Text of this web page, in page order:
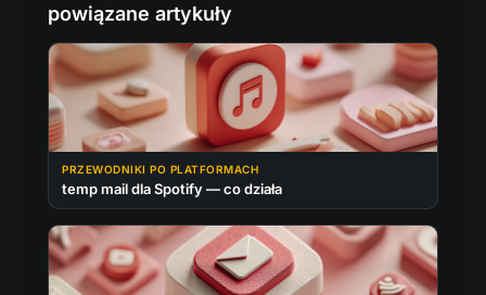
powiązane artykuły
PRZEWODNIKI PO PLATFORMACH
temp mail dla Spotify — co działa